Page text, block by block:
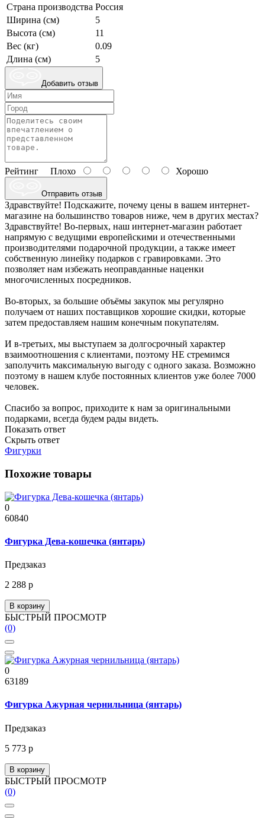
Страна производства Россия
Ширина (см)
5
Высота (см)
11
Вес (кг)
0.09
Длина (см)
5
Добавить отзыв
Рейтинг Плохо Хорошо
Отправить отзыв
Здравствуйте! Подскажите, почему цены в вашем интернет-
магазине на большинство товаров ниже, чем в других местах?
Здравствуйте! Во-первых, наш интернет-магазин работает
напрямую с ведущими европейскими и отечественными
производителями подарочной продукции, а также имеет
собственную линейку подарков с гравировками. Это
позволяет нам избежать неоправданные наценки
многочисленных посредников.
Во-вторых, за большие объёмы закупок мы регулярно
получаем от наших поставщиков хорошие скидки, которые
затем предоставляем нашим конечным покупателям.
И в-третьих, мы выступаем за долгосрочный характер
взаимоотношения с клиентами, поэтому НЕ стремимся
заполучить максимальную выгоду с одного заказа. Возможно
поэтому в нашем клубе постоянных клиентов уже более 7000
человек.
Спасибо за вопрос, приходите к нам за оригинальными
подарками, всегда будем рады видеть.
Показать ответ
Скрыть ответ
Фигурки
Похожие товары
0
60840
Фигурка Дева-кошечка (янтарь)
Предзаказ
2 288 р
В корзину
БЫСТРЫЙ ПРОСМОТР
(0)
0
63189
Фигурка Ажурная чернильница (янтарь)
Предзаказ
5 773 р
В корзину
БЫСТРЫЙ ПРОСМОТР
(0)